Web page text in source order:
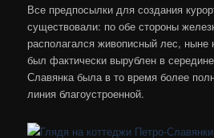
Все предпосылки для создания
существовали: по обе стороны
располагался живописный лес, ныне
был фактически вырублен в
Славянка была в то время более
линия благоустроенной.